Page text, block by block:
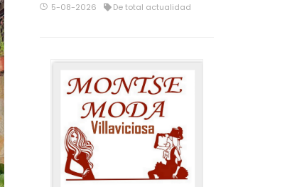
5-08-2026 De total actualidad